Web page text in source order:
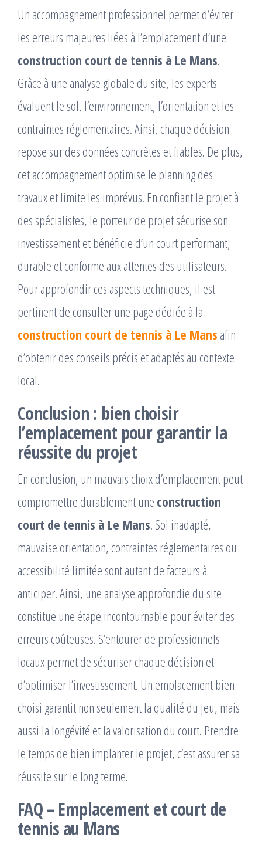
Un accompagnement professionnel permet d’éviter
les erreurs majeures liées à l’emplacement d’une
construction court de tennis à Le Mans.
Grâce à une analyse globale du site, les experts
évaluent le sol, l’environnement, l’orientation et les
contraintes réglementaires. Ainsi, chaque décision
repose sur des données concrètes et fiables. De plus,
cet accompagnement optimise le planning des
travaux et limite les imprévus. En confiant le projet à
des spécialistes, le porteur de projet sécurise son
investissement et bénéficie d’un court performant,
durable et conforme aux attentes des utilisateurs.
Pour approfondir ces aspects techniques, il est
pertinent de consulter une page dédiée à la
construction court de tennis à Le Mans afin
d’obtenir des conseils précis et adaptés au contexte
local.
Conclusion : bien choisir
l’emplacement pour garantir la
réussite du projet
En conclusion, un mauvais choix d’emplacement peut
compromettre durablement une construction
court de tennis à Le Mans. Sol inadapté,
mauvaise orientation, contraintes réglementaires ou
accessibilité limitée sont autant de facteurs à
anticiper. Ainsi, une analyse approfondie du site
constitue une étape incontournable pour éviter des
erreurs coûteuses. S’entourer de professionnels
locaux permet de sécuriser chaque décision et
d’optimiser l’investissement. Un emplacement bien
choisi garantit non seulement la qualité du jeu, mais
aussi la longévité et la valorisation du court. Prendre
le temps de bien implanter le projet, c’est assurer sa
réussite sur le long terme.
FAQ – Emplacement et court de
tennis au Mans